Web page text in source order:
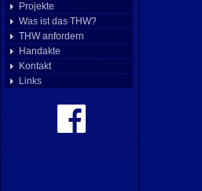
Projekte
Was ist das THW?
THW anfordern
Handakte
Kontakt
Links